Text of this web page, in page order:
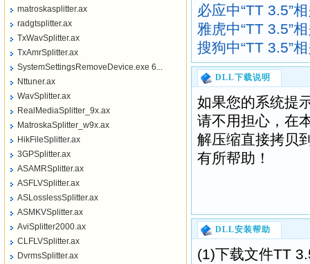
必应中“TT 3.5”
雅虎中“TT 3.5”
搜狗中“TT 3.5”
DLL下载说明
如果您的系统提
请不用担心，在
解压缩直接拷贝
有所帮助！
DLL安装帮助
(1)下载文件TT
matroskasplitter.ax
radgtsplitter.ax
TxWavSplitter.ax
TxAmrSplitter.ax
SystemSettingsRemoveDevice.exe 6...
Nttuner.ax
WavSplitter.ax
RealMediaSplitter_9x.ax
MatroskaSplitter_w9x.ax
HikFileSplitter.ax
3GPSplitter.ax
ASAMRSplitter.ax
ASFLVSplitter.ax
ASLosslessSplitter.ax
ASMKVSplitter.ax
AviSplitter2000.ax
CLFLVSplitter.ax
DvrmsSplitter.ax